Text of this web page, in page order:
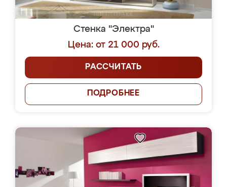
Стенка "Электра"
Цена: от 21 000 руб.
РАССЧИТАТЬ
ПОДРОБНЕЕ